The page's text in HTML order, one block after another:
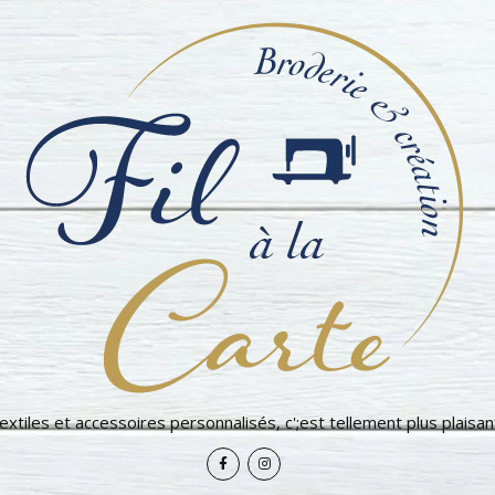
et accessoires personnalisés, c';est tellement plus